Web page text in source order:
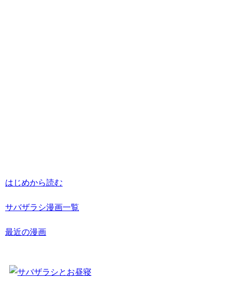
はじめから読む
サバザラシ漫画一覧
最近の漫画